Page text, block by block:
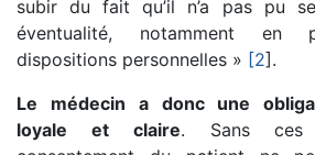
subir du fait qu’il n’a pas pu
éventualité, notamment en
dispositions personnelles » [2].
Le médecin a donc une
loyale et claire. Sans ces